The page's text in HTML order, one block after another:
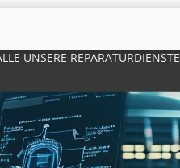
UNSERE REPARATURDIENSTE